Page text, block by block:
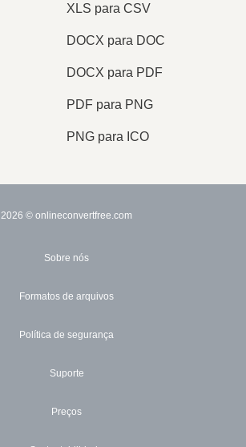
XLS para CSV
DOCX para DOC
DOCX para PDF
PDF para PNG
PNG para ICO
2026 © onlineconvertfree.com
Sobre nós
Formatos de arquivos
Política de segurança
Suporte
Preços